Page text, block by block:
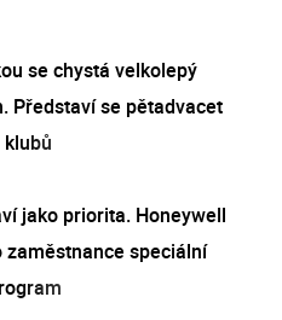
se chystá velkolepý
Představí se pětadvacet
jako priorita. Honeywell
zaměstnance speciální